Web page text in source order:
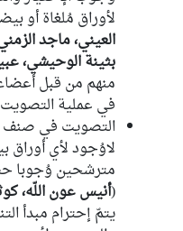
لأوراق مُلغاة أو
العيني، ماجد
بثينة الوحيشي،
منهم من قبل أعضاء
في عملية
التصويت في صنف
(أنيس عون اللّه،
يتمّ إحترام مبدأ
فؤاد ثامر
كتلة حزب قلب